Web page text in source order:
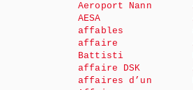
Aeroport Nann
AESA
affables
affaire
Battisti
affaire DSK
affaires d’un